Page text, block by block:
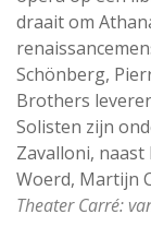
draait om
Schönberg,
Brothers
Solisten zijn
Zavalloni,
Woerd, Martijn
Theater Carré: